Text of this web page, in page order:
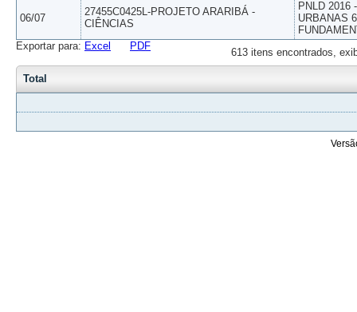
06/07
27455C0425L-PROJETO ARARIBÁ -
CIÊNCIAS
PNLD 2016
URBANAS
613 itens encontrados,
Exportar para: Excel PDF
Total